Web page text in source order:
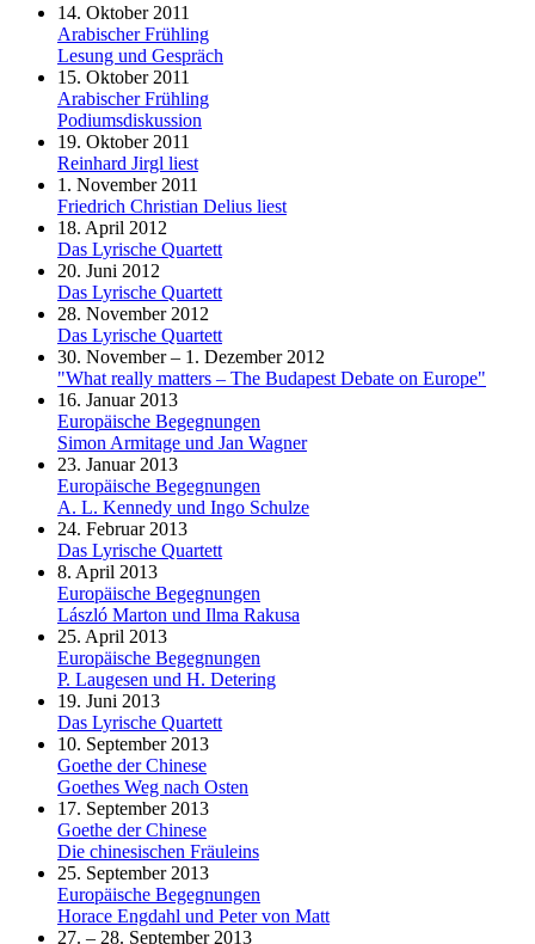
14. Oktober 2011
Arabischer Frühling
Lesung und Gespräch
15. Oktober 2011
Arabischer Frühling
Podiumsdiskussion
19. Oktober 2011
Reinhard Jirgl liest
1. November 2011
Friedrich Christian Delius liest
18. April 2012
Das Lyrische Quartett
20. Juni 2012
Das Lyrische Quartett
28. November 2012
Das Lyrische Quartett
30. November – 1. Dezember 2012
"What really matters – The Budapest Debate on Europe"
16. Januar 2013
Europäische Begegnungen
Simon Armitage und Jan Wagner
23. Januar 2013
Europäische Begegnungen
A. L. Kennedy und Ingo Schulze
24. Februar 2013
Das Lyrische Quartett
8. April 2013
Europäische Begegnungen
László Marton und Ilma Rakusa
25. April 2013
Europäische Begegnungen
P. Laugesen und H. Detering
19. Juni 2013
Das Lyrische Quartett
10. September 2013
Goethe der Chinese
Goethes Weg nach Osten
17. September 2013
Goethe der Chinese
Die chinesischen Fräuleins
25. September 2013
Europäische Begegnungen
Horace Engdahl und Peter von Matt
27. – 28. September 2013